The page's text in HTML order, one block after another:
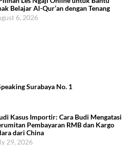
Belajar Al-Qur’an dengan Tenang
6, 2026
Surabaya No. 1
Kasus Importir: Cara Budi Mengatasi
Pembayaran RMB dan Kargo
dari China
29, 2026